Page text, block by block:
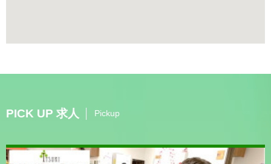
PICK UP 求人 Pickup